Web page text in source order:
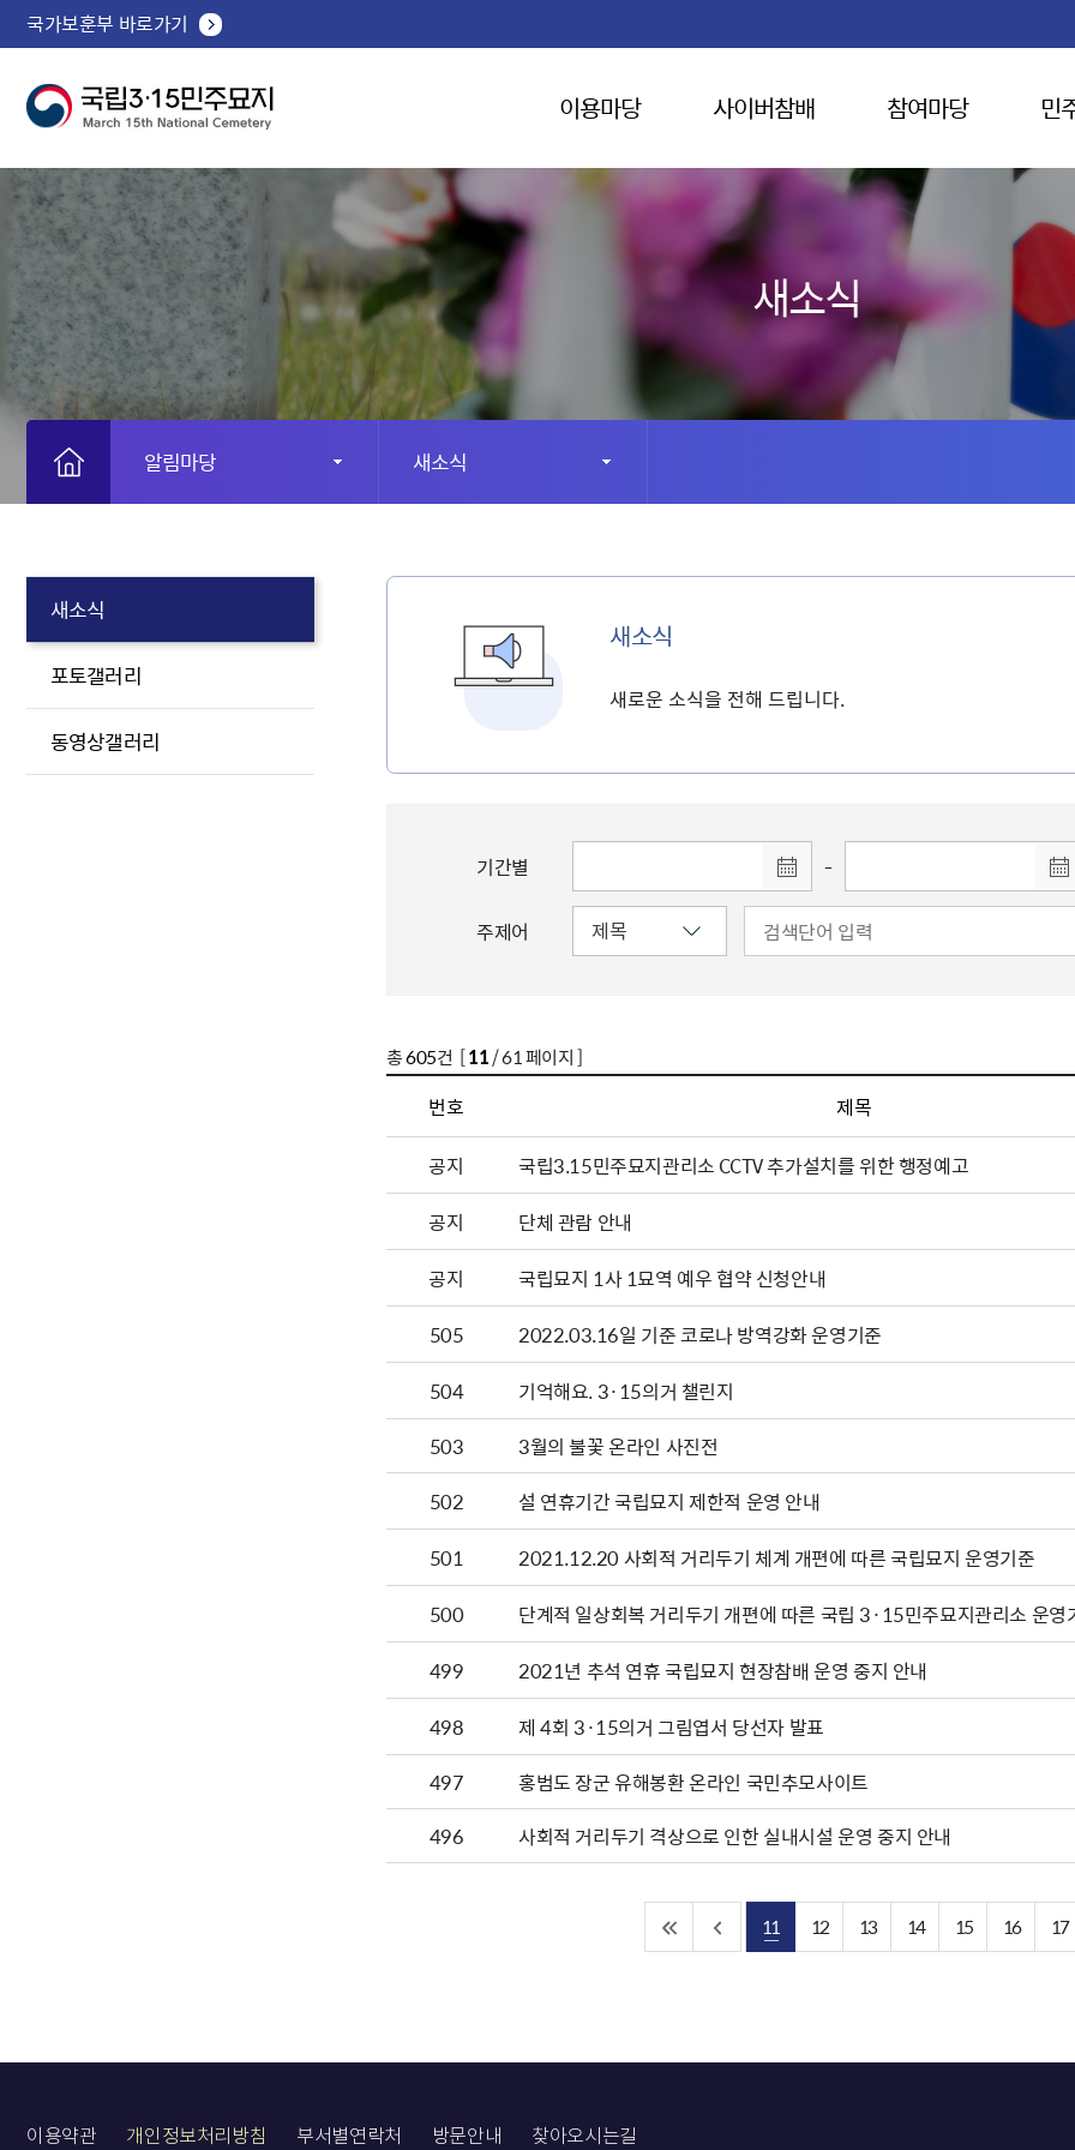
국가보훈부 바로가기
이용마당 사이버참배 참여마당 민
새소식
알림마당 새소식
새소식
포토갤러리
동영상갤러리
새소식
새로운 소식을 전해 드립니다.
기간별 -
주제어
총605건 [11/ 61 페이지 ]
번호 제목
공지
국립3.15민주묘지관리소 CCTV 추가설치를 위한 행정예고
공지
단체 관람 안내
공지
국립묘지 1사 1묘역 예우 협약 신청안내
505
2022.03.16일 기준 코로나 방역강화 운영기준
504
기억해요. 3·15의거 챌린지
503
3월의 불꽃 온라인 사진전
502
설 연휴기간 국립묘지 제한적 운영 안내
501
2021.12.20 사회적 거리두기 체계 개편에 따른 국립묘지 운영기준
500
단계적 일상회복 거리두기 개편에 따른 국립 3·15민주묘지관리소 운영
499
2021년 추석 연휴 국립묘지 현장참배 운영 중지 안내
498
제 4회 3·15의거 그림엽서 당선자 발표
497
홍범도 장군 유해봉환 온라인 국민추모사이트
496
사회적 거리두기 격상으로 인한 실내시설 운영 중지 안내
11 12 13 14 15 16 17
이용약관 개인정보처리방침 부서별연락처 방문안내 찾아오시는길